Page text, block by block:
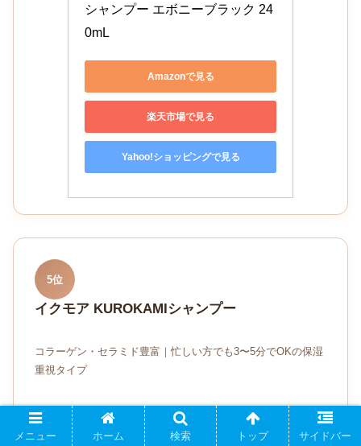
シャンプー エボニーブラック 24
0mL
Amazonで見る
楽天市場で見る
Yahoo!ショッピングで見る
5位
イクモア KUROKAMIシャンプー
コラーゲン・セラミド豊富｜忙しい方でも3〜5分でOKの保湿
重視タイプ
容量 価格(税込)
メニュー ホーム 検索 トップ サイドバー